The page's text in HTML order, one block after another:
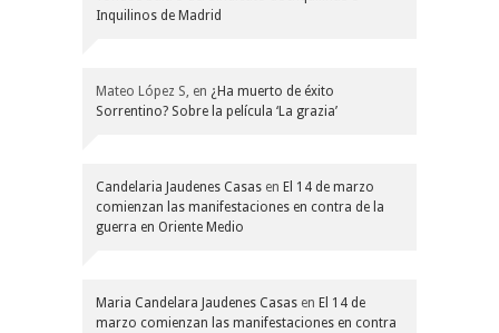
Inquilinos de Madrid
Mateo López S, en ¿Ha muerto de éxito
Sorrentino? Sobre la película ‘La grazia’
Candelaria Jaudenes Casas en El 14 de marzo
comienzan las manifestaciones en contra de la
guerra en Oriente Medio
Maria Candelara Jaudenes Casas en El 14 de
marzo comienzan las manifestaciones en contra